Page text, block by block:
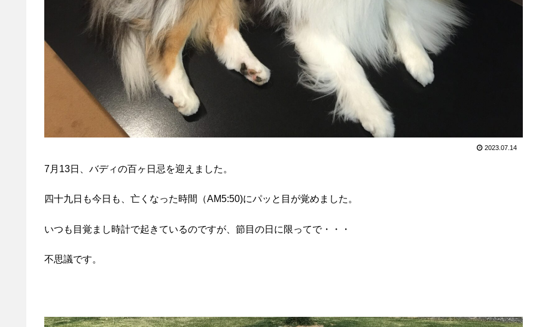
2023.07.14
7月13日、バディの百ヶ日忌を迎えました。
四十九日も今日も、亡くなった時間（AM5:50)にパッと目が覚めました。
いつも目覚まし時計で起きているのですが、節目の日に限ってで・・・
不思議です。